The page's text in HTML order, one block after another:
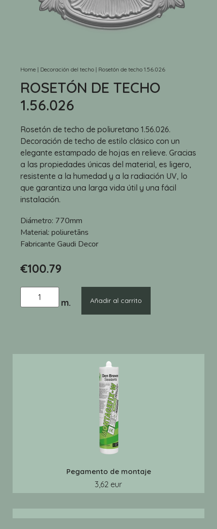
Home | Decoración del techo | Rosetón de techo 1.56.026
ROSETÓN DE TECHO
1.56.026
Rosetón de techo de poliuretano 1.56.026.
Decoración de techo de estilo clásico con un
elegante estampado de hojas en relieve. Gracias
a las propiedades únicas del material, es ligero,
resistente a la humedad y a la radiación UV, lo
que garantiza una larga vida útil y una fácil
instalación.
Diámetro: 770mm
Material: poliuretāns
Fabricante Gaudi Decor
€100.79
Añadir al carrito
Pegamento de montaje
3,62 eur